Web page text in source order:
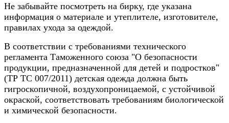
Не забывайте посмотреть на бирку, где указана
информация о материале и утеплителе, изготовителе,
правилах ухода за одеждой.
В соответствии с требованиями технического
регламента Таможенного союза "О безопасности
продукции, предназначенной для детей и подростков"
(ТР ТС 007/2011) детская одежда должна быть
гигроскопичной, воздухопроницаемой, с устойчивой
окраской, соответствовать требованиям биологической
и химической безопасности.